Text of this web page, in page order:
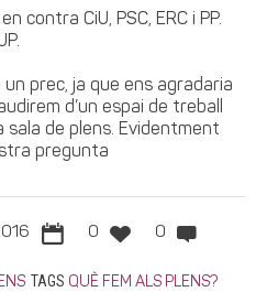
contra CiU, PSC, ERC i PP.
un prec, ja que ens agradaria
d’un espai de treball
sala de plens. Evidentment
pregunta
0 0
TAGS QUÈ FEM ALS PLENS?